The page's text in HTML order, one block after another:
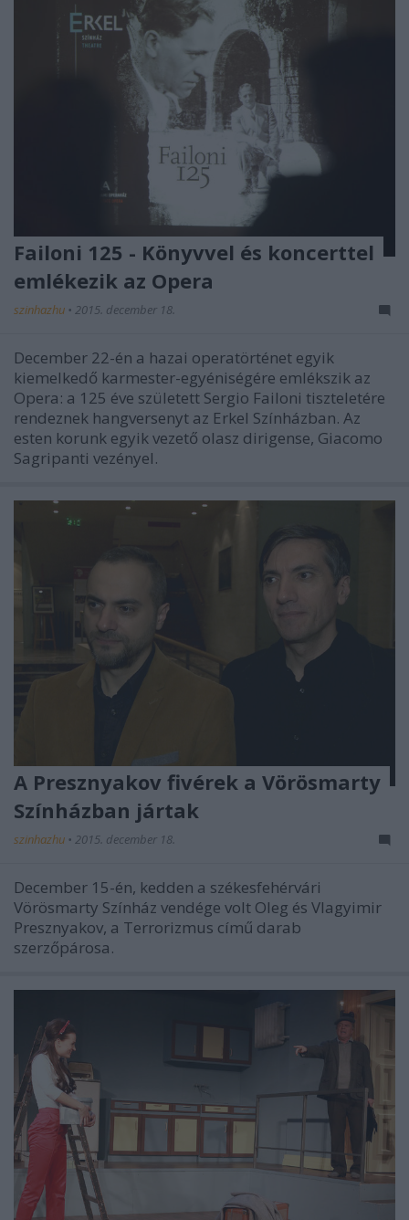
Failoni 125 - Könyvvel és koncerttel
emlékezik az Opera
szinhazhu • 2015. december 18.
December 22-én a hazai operatörténet egyik
kiemelkedő karmester-egyéniségére emlékszik az
Opera: a 125 éve született Sergio Failoni tiszteletére
rendeznek hangversenyt az Erkel Színházban. Az
esten korunk egyik vezető olasz dirigense, Giacomo
Sagripanti vezényel.
A Presznyakov fivérek a Vörösmarty
Színházban jártak
szinhazhu • 2015. december 18.
December 15-én, kedden a székesfehérvári
Vörösmarty Színház vendége volt Oleg és Vlagyimir
Presznyakov, a Terrorizmus című darab
szerzőpárosa.